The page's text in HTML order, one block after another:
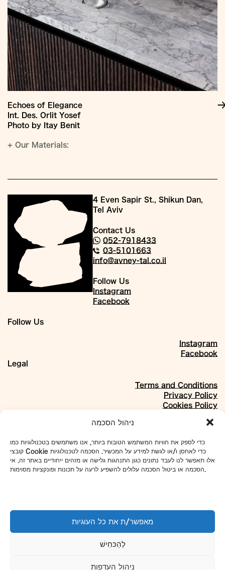
ניהול הסכמה
כדי לספק את חוויות המשתמש הטובות ביותר, אנו משתמשים בטכנולוגיות כמו
קובצי Cookie כדי לאחסן ו/או לגשת למידע על המכשיר. הסכמה לטכנולוגיות
אלו תאפשר לנו לעבד נתונים כגון התנהגות גלישה או מזהים ייחודיים באתר זה. אי
מאפשר/ת את כל העוגיות
לְהַכּחִישׁ
ניהול העדפות
Echoes of Elegance
Int. Des. Orlit Yosef
Photo by Itay Benit
+ Our Materials:
Follow Us
Instagram
Facebook
Legal
Terms and Conditions
Privacy Policy
Cookies Policy
Materials
Projects
Collaborations
To set up tours and meetings:
WhatsApp
4 Even Sapir St., Shikun Dan,
Tel Aviv
Contact Us
052-7918433
03-5101663
info@avney-tal.co.il
Follow Us
Instagram
Facebook